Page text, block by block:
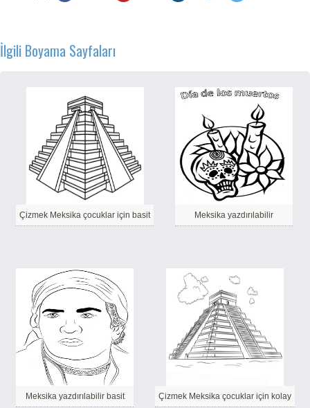
İlgili Boyama Sayfaları
Çizmek Meksika çocuklar için basit Meksika yazdırılabilir
Meksika yazdırılabilir basit Çizmek Meksika çocuklar için kolay